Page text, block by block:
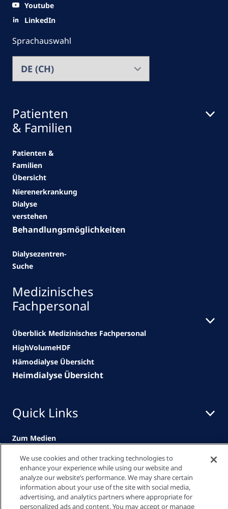
Patienten
& Familien
Patienten &
Familien
Übersicht
Nierenerkrankung
Dialyse
verstehen
Behandlungsmöglichkeiten
Dialysezentren-
Suche
Medizinisches
Fachpersonal
Überblick Medizinisches Fachpersonal
HighVolumeHDF
Hämodialyse Übersicht
Heimdialyse Übersicht
Quick Links
Zum Medien
Downloadbereich
Downloadbereich
Youtube
LinkedIn
Sprachauswahl
We use cookies and other tracking technologies to
enhance your experience while using our website and
analyze our website’s performance. We may share certain
information about your use of the site with social media,
advertising, and analytics partners where appropriate for
personalized ads and content. You may accept or manage